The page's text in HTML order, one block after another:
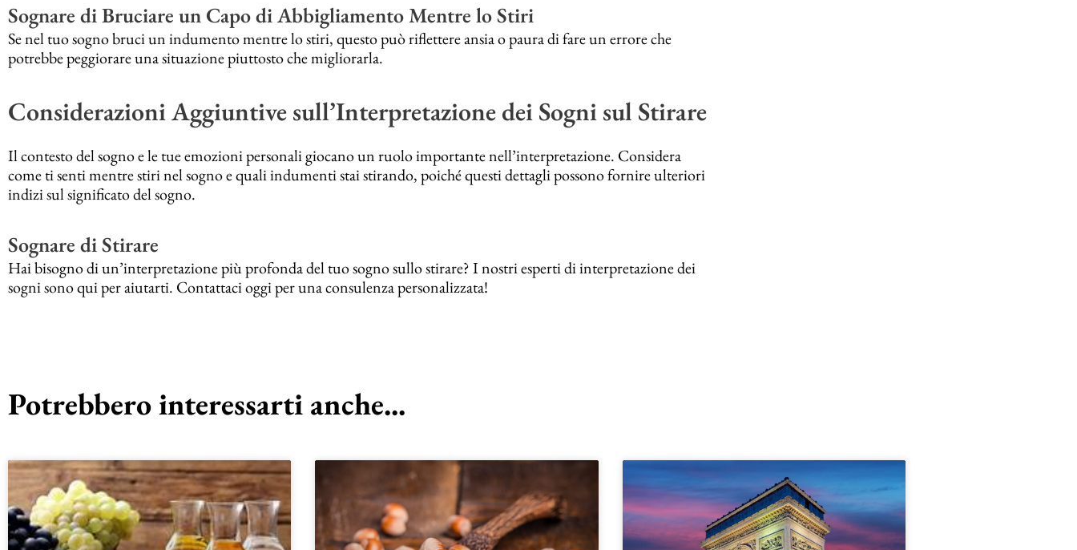
Sognare di Bruciare un Capo di Abbigliamento Mentre lo Stiri
Se nel tuo sogno bruci un indumento mentre lo stiri, questo può riflettere ansia o paura di fare un errore che
potrebbe peggiorare una situazione piuttosto che migliorarla.
Considerazioni Aggiuntive sull’Interpretazione dei Sogni sul Stirare
Il contesto del sogno e le tue emozioni personali giocano un ruolo importante nell’interpretazione. Considera
come ti senti mentre stiri nel sogno e quali indumenti stai stirando, poiché questi dettagli possono fornire ulteriori
indizi sul significato del sogno.
Sognare di Stirare
Hai bisogno di un’interpretazione più profonda del tuo sogno sullo stirare? I nostri esperti di interpretazione dei
sogni sono qui per aiutarti. Contattaci oggi per una consulenza personalizzata!
Potrebbero interessarti anche...